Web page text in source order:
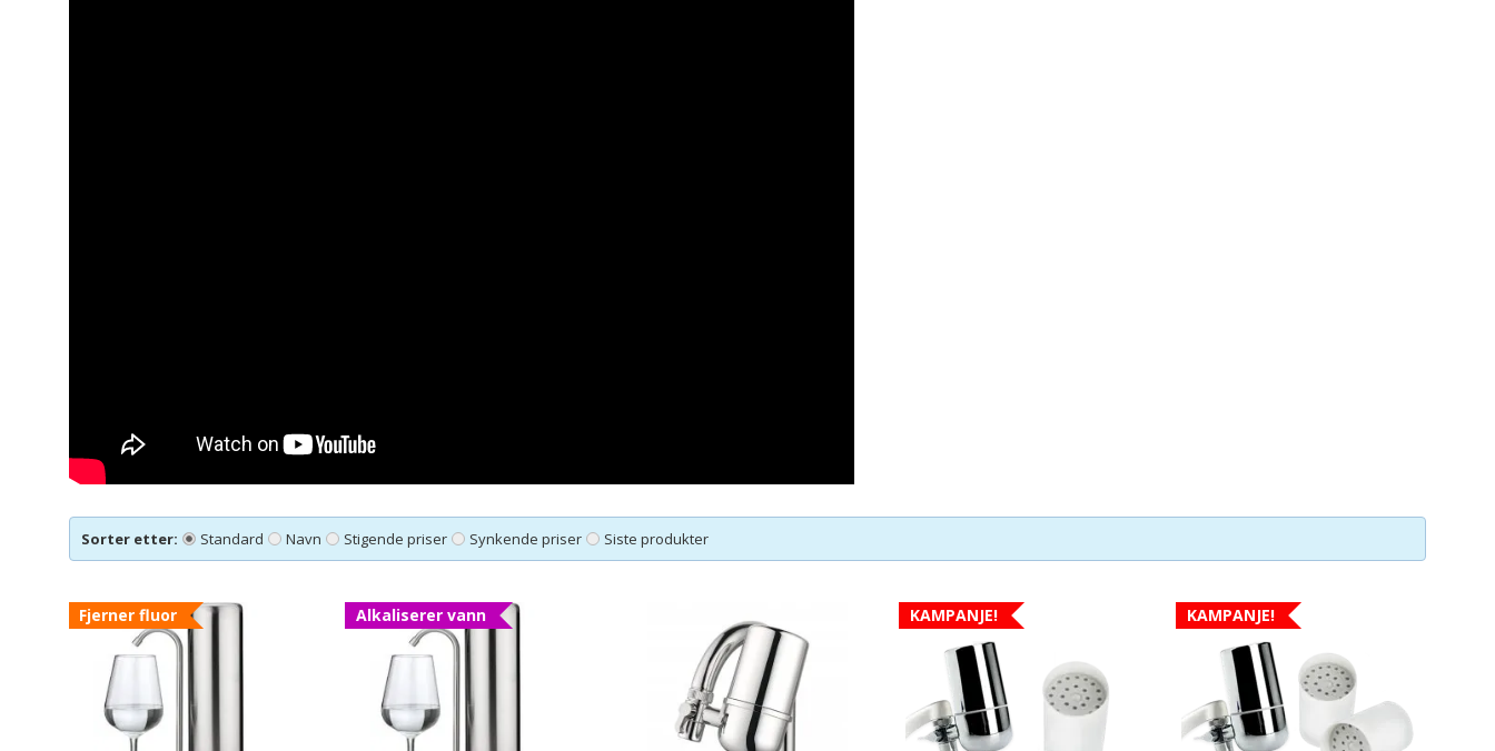
Sorter etter: Standard Navn Stigende priser Synkende priser Siste produkter
Fjerner fluor Alkaliserer vann KAMPANJE! KAMPANJE!